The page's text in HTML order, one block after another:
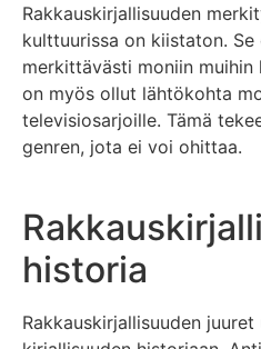
Rakkauskirjallisuuden
kulttuurissa on kiistaton.
merkittävästi moniin muihin
on myös ollut lähtökohta
televisiosarjoille. Tämä
genren, jota ei voi ohittaa.
historia
Rakkauskirjallisuuden